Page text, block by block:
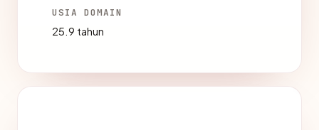
USIA DOMAIN
25.9 tahun